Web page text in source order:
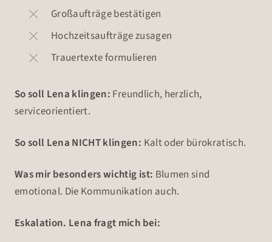
Großaufträge bestätigen
Hochzeitsaufträge zusagen
Trauertexte formulieren
So soll Lena klingen: Freundlich, herzlich,
serviceorientiert.
So soll Lena NICHT klingen: Kalt oder bürokratisch.
Was mir besonders wichtig ist: Blumen sind
emotional. Die Kommunikation auch.
Eskalation. Lena fragt mich bei: